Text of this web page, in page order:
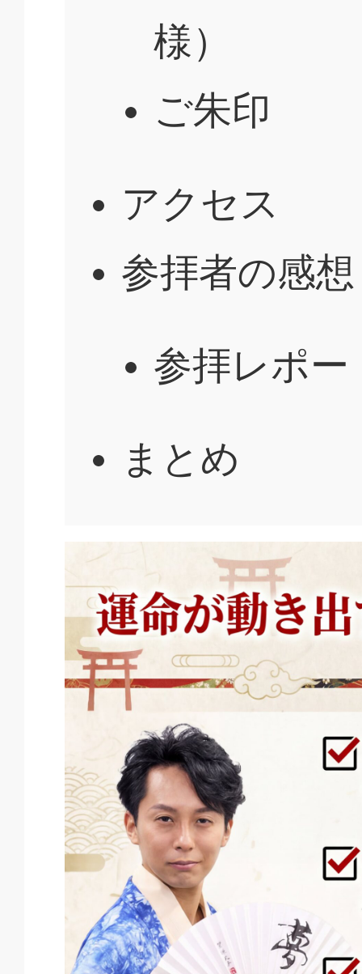
様）
ご朱印
アクセス
参拝者の感想
参拝レポー
まとめ